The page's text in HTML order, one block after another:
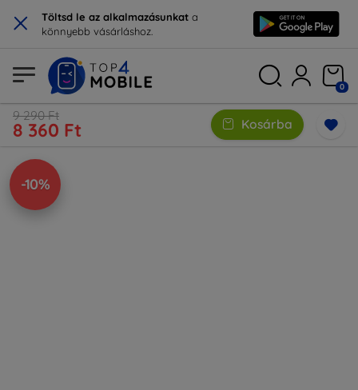
× Töltsd le az alkalmazásunkat a
könnyebb vásárláshoz.
0
9 290 Ft
8 360 Ft Kosárba
-10%